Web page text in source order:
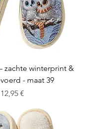
zachte winterprint &
- maat 39
Cena
12,95 €